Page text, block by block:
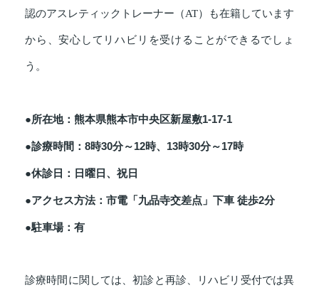
認のアスレティックトレーナー（AT）も在籍しています
から、安心してリハビリを受けることができるでしょ
う。
●所在地：熊本県熊本市中央区新屋敷1-17-1
●診療時間：8時30分～12時、13時30分～17時
●休診日：日曜日、祝日
●アクセス方法：市電「九品寺交差点」下車 徒歩2分
●駐車場：有
診療時間に関しては、初診と再診、リハビリ受付では異